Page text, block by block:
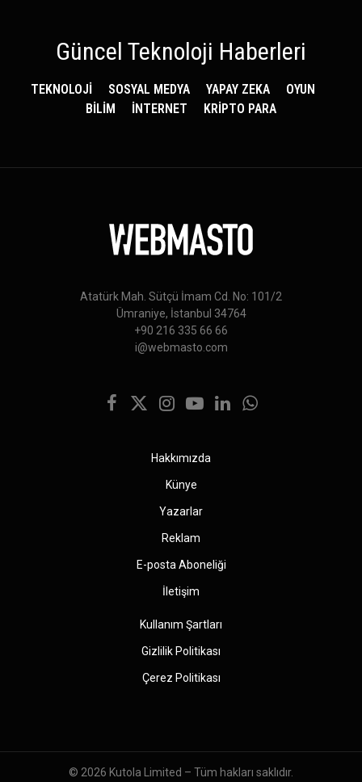
Güncel Teknoloji Haberleri
TEKNOLOJİ SOSYAL MEDYA YAPAY ZEKA
OYUN
BİLİM
İNTERNET KRİPTO PARA
Atatürk Mah. Sütçü İmam Cd. No: 101/2
Ümraniye, İstanbul 34764
+90 216 335 66 66
i@webmasto.com
Facebook
X
Instagram
YouTubeLinkedInWhatsApp
Hakkımızda
Künye
Yazarlar
Reklam
E-posta Aboneliği
İletişim
Kullanım Şartları
Gizlilik Politikası
Çerez Politikası
© 2026 Kutola Limited – Tüm hakları saklıdır.